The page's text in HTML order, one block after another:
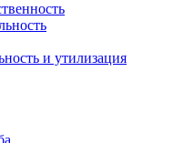
и утилизация